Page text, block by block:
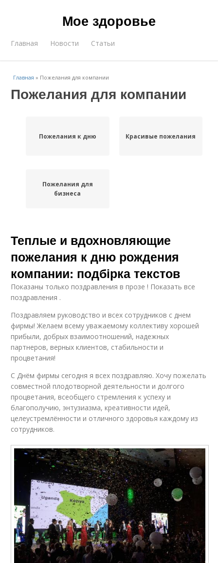
Мое здоровье
Главная Новости Статьи
Главная » Пожелания для компании
Пожелания для компании
Пожелания к дню Красивые пожелания
Пожелания для
бизнеса
Теплые и вдохновляющие
пожелания к дню рождения
компании: подбірка текстов
Показаны только поздравления в прозе ! Показать все
поздравления .
Поздравляем руководство и всех сотрудников с днем
фирмы! Желаем всему уважаемому коллективу хорошей
прибыли, добрых взаимоотношений, надежных
партнеров, верных клиентов, стабильности и
процветания!
С Днём фирмы сегодня я всех поздравляю. Хочу пожелать
совместной плодотворной деятельности и долгого
процветания, всеобщего стремления к успеху и
благополучию, энтузиазма, креативности идей,
целеустремлённости и отличного здоровья каждому из
сотрудников.